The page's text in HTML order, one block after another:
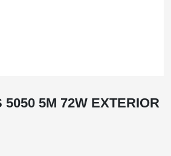
5050 5M 72W EXTERIOR